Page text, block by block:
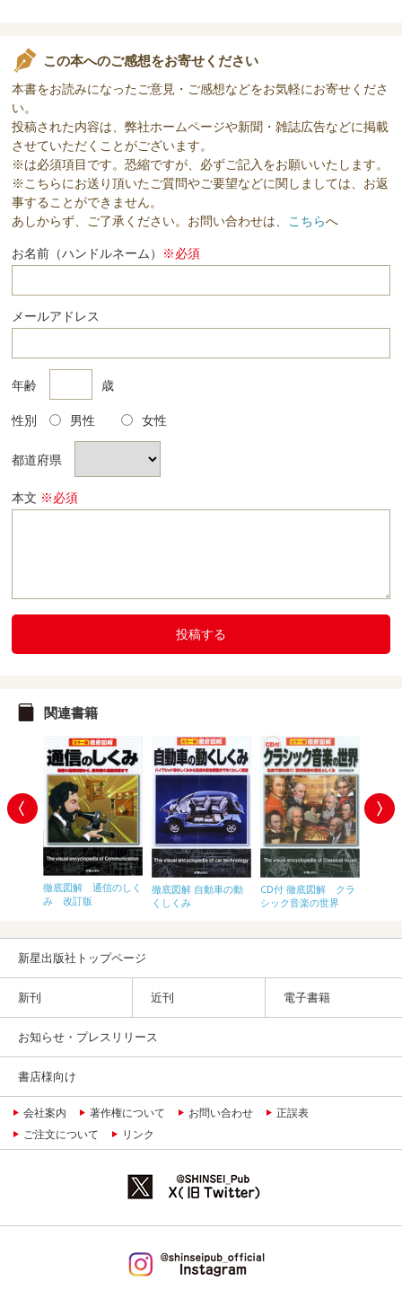
この本へのご感想をお寄せください
本書をお読みになったご意見・ご感想などをお気軽にお寄せくださ
い。
投稿された内容は、弊社ホームページや新聞・雑誌広告などに掲載
させていただくことがございます。
※は必須項目です。恐縮ですが、必ずご記入をお願いいたします。
※こちらにお送り頂いたご質問やご要望などに関しましては、お返
事することができません。
あしからず、ご了承ください。お問い合わせは、 こちらへ
お名前（ハンドルネーム） ※必須
メールアドレス
年齢 歳
性別 男性 女性
都道府県
本文 ※必須
投稿する
関連書籍
徹底図解 通信のしく
み 改訂版
徹底図解 自動車の動
くしくみ
CD付 徹底図解 クラ
シック音楽の世界
新星出版社トップページ
新刊 近刊 電子書籍
お知らせ・プレスリリース
書店様向け
会社案内 著作権について お問い合わせ
正誤表
ご注文について
リンク